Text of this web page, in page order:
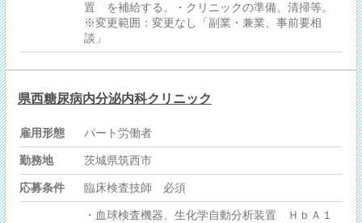
置 を補給する。・クリニックの準備、清掃等。
※変更範囲：変更なし「副業・兼業、事前要相
談」
県西糖尿病内分泌内科クリニック
雇用形態 パート労働者
勤務地 茨城県筑西市
応募条件 臨床検査技師 必須
・血球検査機器、生化学自動分析装置 ＨｂＡ１